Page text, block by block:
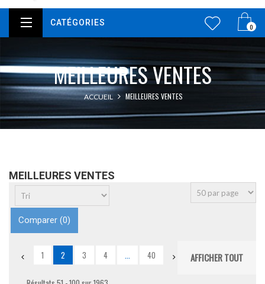
0
CATÉGORIES
MEILLEURES VENTES
ACCUEIL MEILLEURES VENTES
MEILLEURES VENTES
Comparer (0)
AFFICHER TOUT
1 2 3 4 ... 40